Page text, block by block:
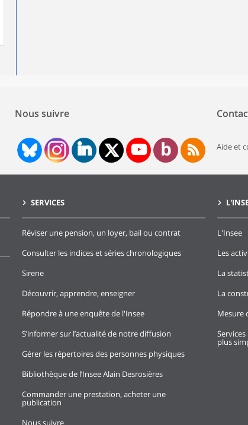
Nous suivre
Aide et
SERVICES
Réviser une pension, un loyer, bail ou contrat
Consulter les indices et séries chronologiques
Sirene
Découvrir, apprendre, enseigner
Répondre à une enquête de l'Insee
S’informer sur l’actualité de notre diffusion
Gérer les répertoires des personnes physiques
Bibliothèque de l’Insee Alain Desrosières
Commander une prestation, acheter une
publication
Nous suivre
L'Insee
Les
La
La
Mesure
plus